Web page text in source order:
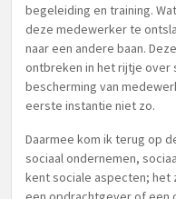
begeleiding en training.
deze medewerker te
naar een andere baan.
ontbreken in het rijtje over
bescherming van
eerste instantie niet zo.
Daarmee kom ik terug op
sociaal ondernemen,
kent sociale aspecten; het